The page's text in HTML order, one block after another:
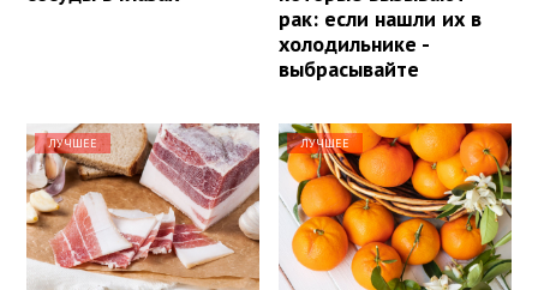
рак: если нашли их в
холодильнике -
выбрасывайте
ЛУЧШЕЕ ЛУЧШЕЕ